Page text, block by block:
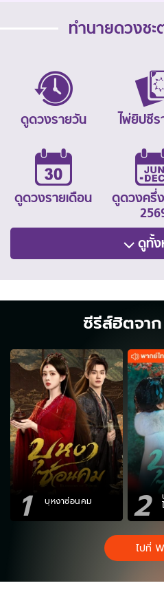
ทำนายดวงชะ
ดูดวงรายวัน ไพ่ยิปซี
ดูดวงรายเดือน
ดูดวงครึ่
ดูทั้ง
ซีรีส์ฮิตจาก
1 บุหงาซ่อนคม 2
ไปที่